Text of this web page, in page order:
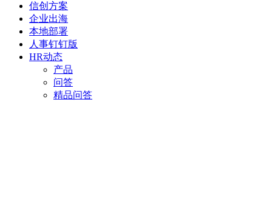
信创方案
企业出海
本地部署
人事钉钉版
HR动态
产品
问答
精品问答